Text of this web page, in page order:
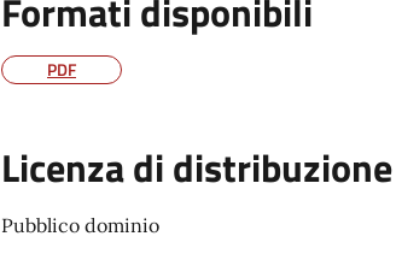
Formati disponibili
PDF
Licenza di distribuzione
Pubblico dominio